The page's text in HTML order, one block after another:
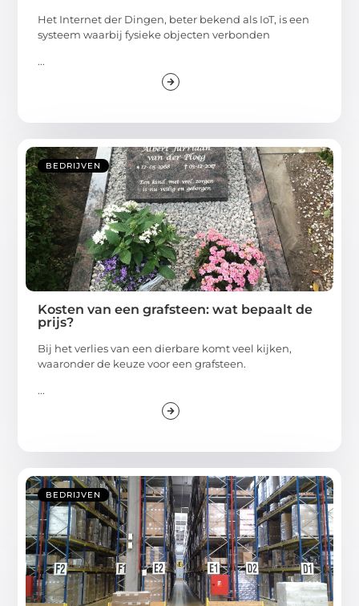
Het Internet der Dingen, beter bekend als IoT, is een
systeem waarbij fysieke objecten verbonden
...
BEDRIJVEN
Kosten van een grafsteen: wat bepaalt de
prijs?
Bij het verlies van een dierbare komt veel kijken,
waaronder de keuze voor een grafsteen.
...
BEDRIJVEN